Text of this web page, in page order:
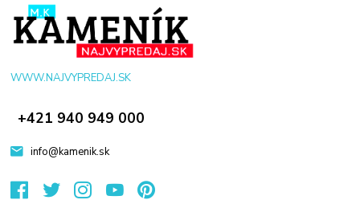
WWW.NAJVYPREDAJ.SK
+421 940 949 000
info@kamenik.sk